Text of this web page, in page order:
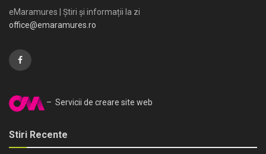
eMaramures | Știri și informații la zi
office@emaramures.ro
– Servicii de creare site web
Stiri Recente